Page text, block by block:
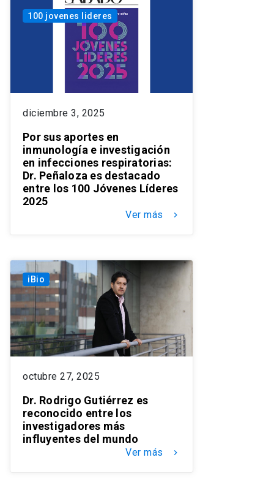
100 jovenes lideres
diciembre 3, 2025
Por sus aportes en
inmunología e investigación
en infecciones respiratorias:
Dr. Peñaloza es destacado
entre los 100 Jóvenes Líderes
2025
Ver más keyboard_arrow_right
iBio
octubre 27, 2025
Dr. Rodrigo Gutiérrez es
reconocido entre los
investigadores más
influyentes del mundo
Ver más keyboard_arrow_right